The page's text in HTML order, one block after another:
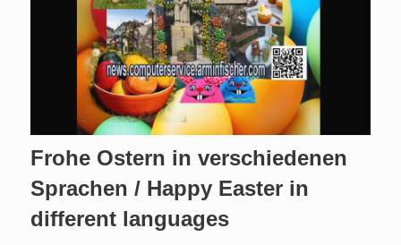
Frohe Ostern in verschiedenen
Sprachen / Happy Easter in
different languages